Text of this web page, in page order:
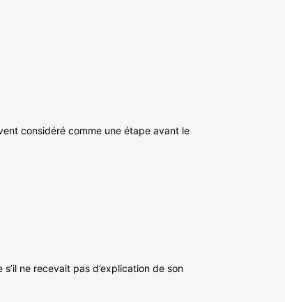
considéré comme une étape avant le
ne recevait pas d’explication de son